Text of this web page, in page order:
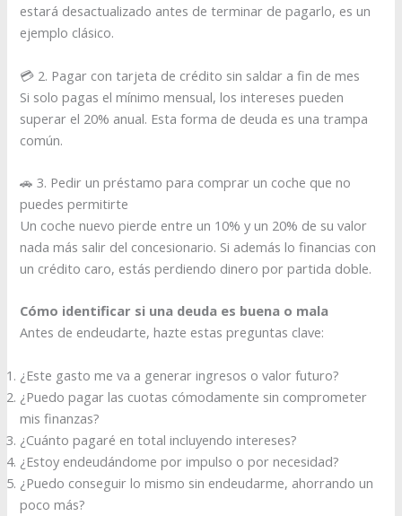
estará desactualizado antes de terminar de pagarlo, es un
ejemplo clásico.
💳 2. Pagar con tarjeta de crédito sin saldar a fin de mes
Si solo pagas el mínimo mensual, los intereses pueden
superar el 20% anual. Esta forma de deuda es una trampa
común.
🚗 3. Pedir un préstamo para comprar un coche que no
puedes permitirte
Un coche nuevo pierde entre un 10% y un 20% de su valor
nada más salir del concesionario. Si además lo financias con
un crédito caro, estás perdiendo dinero por partida doble.
Cómo identificar si una deuda es buena o mala
Antes de endeudarte, hazte estas preguntas clave:
¿Este gasto me va a generar ingresos o valor futuro?
¿Puedo pagar las cuotas cómodamente sin comprometer
mis finanzas?
¿Cuánto pagaré en total incluyendo intereses?
¿Estoy endeudándome por impulso o por necesidad?
¿Puedo conseguir lo mismo sin endeudarme, ahorrando un
poco más?